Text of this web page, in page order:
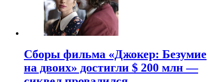
Сборы фильма «Джокер: Безумие
на двоих» достигли $ 200 млн —